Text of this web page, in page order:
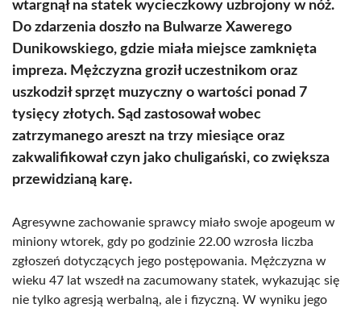
wtargnął na statek wycieczkowy uzbrojony w nóż.
Do zdarzenia doszło na Bulwarze Xawerego
Dunikowskiego, gdzie miała miejsce zamknięta
impreza. Mężczyzna groził uczestnikom oraz
uszkodził sprzęt muzyczny o wartości ponad 7
tysięcy złotych. Sąd zastosował wobec
zatrzymanego areszt na trzy miesiące oraz
zakwalifikował czyn jako chuligański, co zwiększa
przewidzianą karę.
Agresywne zachowanie sprawcy miało swoje apogeum w
miniony wtorek, gdy po godzinie 22.00 wzrosła liczba
zgłoszeń dotyczących jego postępowania. Mężczyzna w
wieku 47 lat wszedł na zacumowany statek, wykazując się
nie tylko agresją werbalną, ale i fizyczną. W wyniku jego